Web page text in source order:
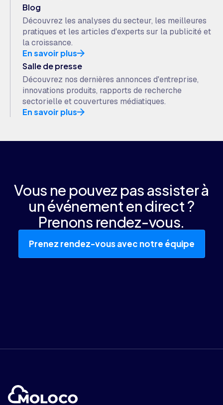
Blog
Découvrez les analyses du secteur, les meilleures
pratiques et les articles d'experts sur la publicité et
la croissance.
En savoir plus
Salle de presse
Découvrez nos dernières annonces d'entreprise,
innovations produits, rapports de recherche
sectorielle et couvertures médiatiques.
En savoir plus
Vous ne pouvez pas assister à
un événement en direct ?
Prenons rendez-vous.
Prenez rendez-vous avec notre équipe